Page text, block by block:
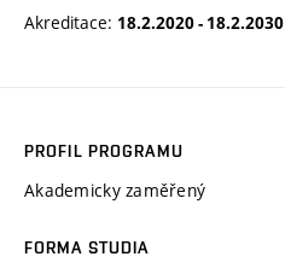
Akreditace: 18.2.2020 - 18.2.2030
PROFIL PROGRAMU
Akademicky zaměřený
FORMA STUDIA